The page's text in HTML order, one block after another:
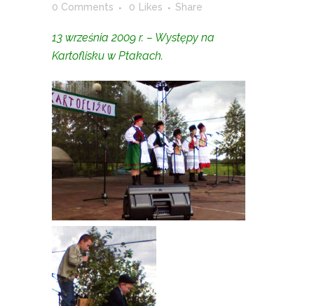
0 Comments
0 Likes Share
13 września 2009 r. – Występy na
Kartoflisku w Ptakach.